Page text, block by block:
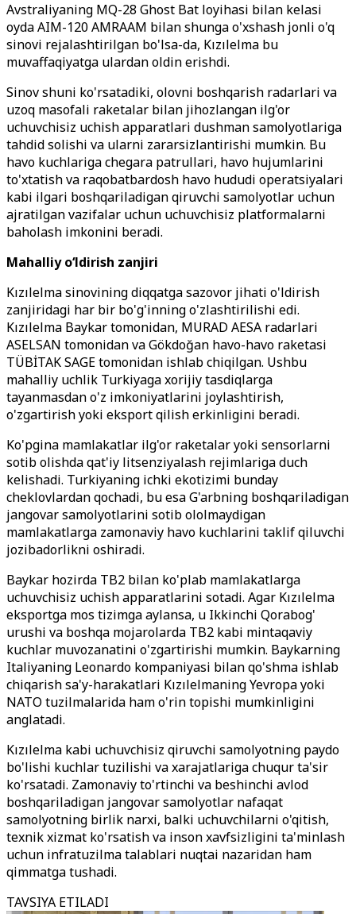
Avstraliyaning MQ-28 Ghost Bat loyihasi bilan kelasi
oyda AIM-120 AMRAAM bilan shunga o'xshash jonli o'q
sinovi rejalashtirilgan bo'lsa-da, Kızılelma bu
muvaffaqiyatga ulardan oldin erishdi.
Sinov shuni ko'rsatadiki, olovni boshqarish radarlari va
uzoq masofali raketalar bilan jihozlangan ilg'or
uchuvchisiz uchish apparatlari dushman samolyotlariga
tahdid solishi va ularni zararsizlantirishi mumkin. Bu
havo kuchlariga chegara patrullari, havo hujumlarini
to'xtatish va raqobatbardosh havo hududi operatsiyalari
kabi ilgari boshqariladigan qiruvchi samolyotlar uchun
ajratilgan vazifalar uchun uchuvchisiz platformalarni
baholash imkonini beradi.
Mahalliy o‘ldirish zanjiri
Kızılelma sinovining diqqatga sazovor jihati o'ldirish
zanjiridagi har bir bo'g'inning o'zlashtirilishi edi.
Kızılelma Baykar tomonidan, MURAD AESA radarlari
ASELSAN tomonidan va Gökdoğan havo-havo raketasi
TÜBİTAK SAGE tomonidan ishlab chiqilgan. Ushbu
mahalliy uchlik Turkiyaga xorijiy tasdiqlarga
tayanmasdan o'z imkoniyatlarini joylashtirish,
o'zgartirish yoki eksport qilish erkinligini beradi.
Ko'pgina mamlakatlar ilg'or raketalar yoki sensorlarni
sotib olishda qat'iy litsenziyalash rejimlariga duch
kelishadi. Turkiyaning ichki ekotizimi bunday
cheklovlardan qochadi, bu esa G'arbning boshqariladigan
jangovar samolyotlarini sotib ololmaydigan
mamlakatlarga zamonaviy havo kuchlarini taklif qiluvchi
jozibadorlikni oshiradi.
Baykar hozirda TB2 bilan ko'plab mamlakatlarga
uchuvchisiz uchish apparatlarini sotadi. Agar Kızılelma
eksportga mos tizimga aylansa, u Ikkinchi Qorabog'
urushi va boshqa mojarolarda TB2 kabi mintaqaviy
kuchlar muvozanatini o'zgartirishi mumkin. Baykarning
Italiyaning Leonardo kompaniyasi bilan qo'shma ishlab
chiqarish sa'y-harakatlari Kızılelmaning Yevropa yoki
NATO tuzilmalarida ham o'rin topishi mumkinligini
anglatadi.
Kızılelma kabi uchuvchisiz qiruvchi samolyotning paydo
bo'lishi kuchlar tuzilishi va xarajatlariga chuqur ta'sir
ko'rsatadi. Zamonaviy to'rtinchi va beshinchi avlod
boshqariladigan jangovar samolyotlar nafaqat
samolyotning birlik narxi, balki uchuvchilarni o'qitish,
texnik xizmat ko'rsatish va inson xavfsizligini ta'minlash
uchun infratuzilma talablari nuqtai nazaridan ham
qimmatga tushadi.
TAVSIYA ETILADI